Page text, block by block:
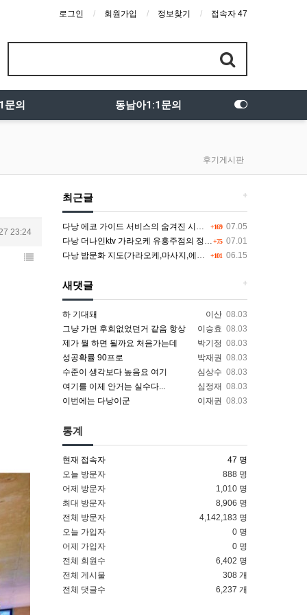
로그인 회원가입 정보찾기 접속자 47
문의 동남아1:1문의
후기게시판
23:24
+
최근글
+169 07.05
다낭 에코 가이드 서비스의 숨겨진 시스템과 다채로운 인력 풀의 진실
+75 07.01
다낭 더나인ktv 가라오케 유흥주점의 정석을 찾고 있다면 여기
+101 06.15
다낭 밤문화 지도(가라오케,마사지,에코걸,토킹바,클럽) 유흥별 가격 및 후기공유
+
새댓글
이산 08.03
하 기대돼
이승효 08.03
그냥 가면 후회없었던거 같음 항상
박기정 08.03
제가 뭘 하면 될까요 처음가는데
박재권 08.03
성공확률 90프로
심상수 08.03
수준이 생각보다 높음요 여기
심정재 08.03
여기를 이제 안거는 실수다...
이재권 08.03
이번에는 다낭이군
통계
현재 접속자
47 명
오늘 방문자
888 명
어제 방문자
1,010 명
최대 방문자
8,906 명
전체 방문자
4,142,183 명
오늘 가입자
0 명
어제 가입자
0 명
전체 회원수
6,402 명
전체 게시물
308 개
전체 댓글수
6,237 개